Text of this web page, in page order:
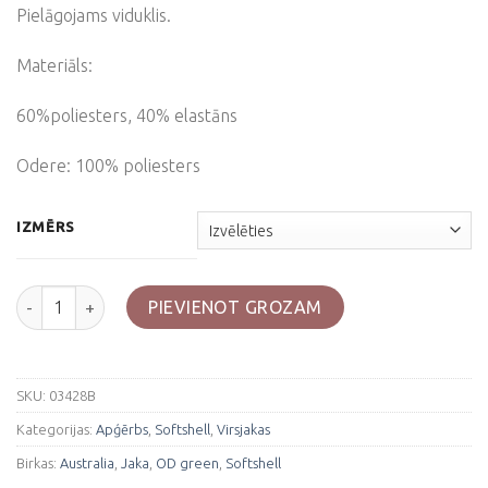
Pielāgojams viduklis.
Materiāls:
60%poliesters, 40% elastāns
Odere: 100% poliesters
IZMĒRS
Zaļa softshell jaka "Australia" daudzums
PIEVIENOT GROZAM
SKU: 03428B
Kategorijas: Apģērbs Softshell Virsjakas
Birkas: Australia Jaka OD green Softshell